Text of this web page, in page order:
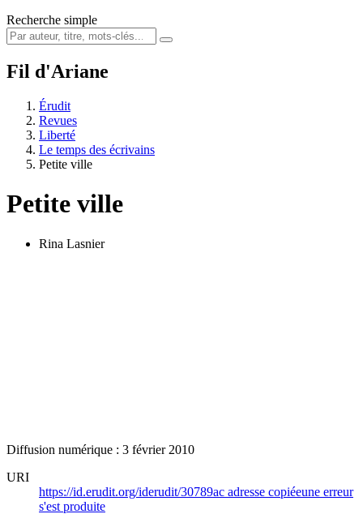
Recherche simple
Fil d'Ariane
Érudit
Revues
Liberté
Le temps des écrivains
Petite ville
Petite ville
Rina Lasnier
Diffusion numérique : 3 février 2010
URI
https://id.erudit.org/iderudit/30789ac adresse copiéeune erreur
s'est produite